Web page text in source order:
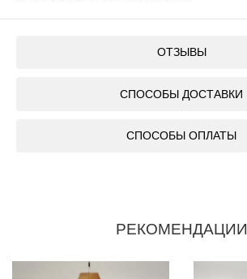
ОТЗЫВЫ
СПОСОБЫ ДОСТАВКИ
СПОСОБЫ ОПЛАТЫ
РЕКОМЕНДАЦИИ